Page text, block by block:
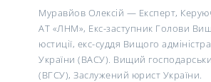
Муравйов Олексій — Експерт,
АТ «ЛНМ», Екс-заступник Голови
юстиції, екс-суддя Вищого
України (ВАСУ). Вищий
(ВГСУ), Заслужений юрист України.